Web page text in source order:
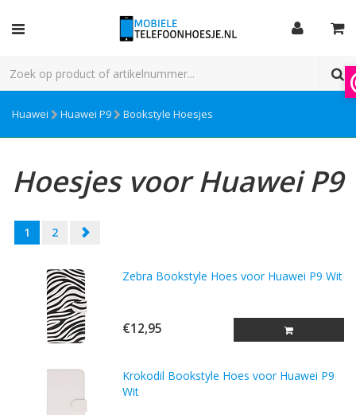
Huawei Huawei P9 Bookstyle Hoesjes
Hoesjes voor Huawei P9
1 2
Zebra Bookstyle Hoes voor Huawei P9 Wit
€12,95
Krokodil Bookstyle Hoes voor Huawei P9
Wit